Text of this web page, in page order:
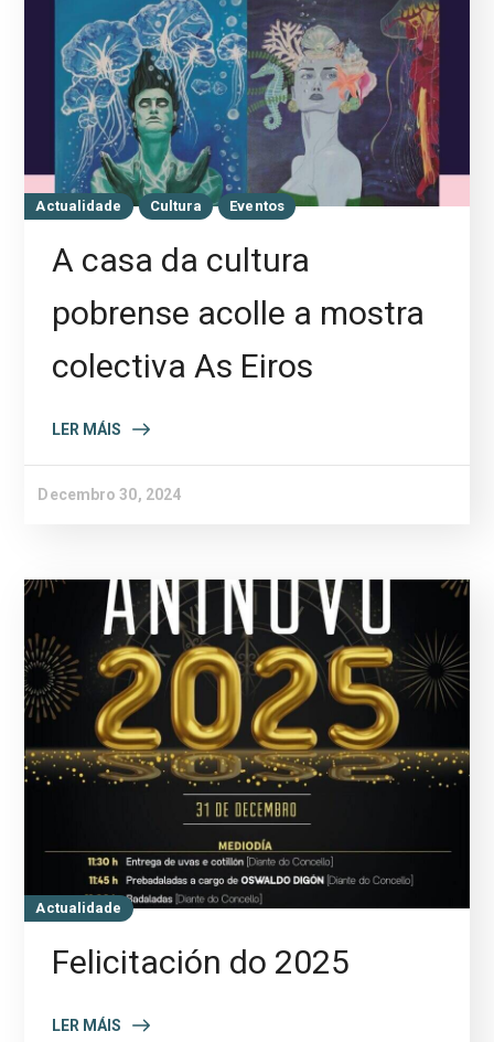
Actualidade Cultura Eventos
A casa da cultura
pobrense acolle a mostra
colectiva As Eiros
LER MÁIS
Decembro 30, 2024
Actualidade
Felicitación do 2025
LER MÁIS